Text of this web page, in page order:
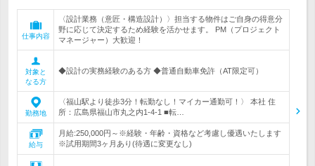
仕事内容
〈設計業務（意匠・構造設計）〉担当する物件はご自身の得意分
野に応じて決定するため経験を活かせます。 PM（プロジェクト
マネージャー）大歓迎！
対象と
なる方
◆設計の実務経験のある方 ◆普通自動車免許（AT限定可）
勤務地
〈福山駅より徒歩3分！転勤なし！マイカー通勤可！〉 本社 住
所：広島県福山市丸之内1-4-1 ■転…
給与
月給:250,000円～※経験・年齢・資格など考慮し優遇いたします
※試用期間3ヶ月あり(待遇に変更なし)